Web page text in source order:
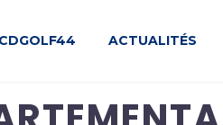
CDGOLF44 ACTUALITÉS